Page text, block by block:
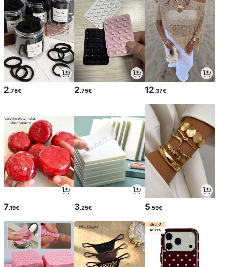
2.78€ 2.75€ 12.37€
7.19€ 3.25€ 5.59€